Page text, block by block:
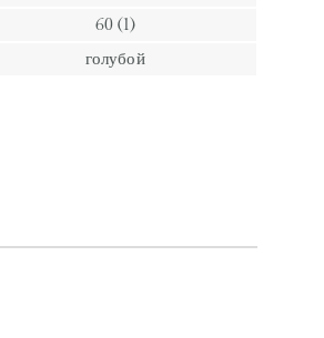
пресс
Ампулы
60 (1)
голубой